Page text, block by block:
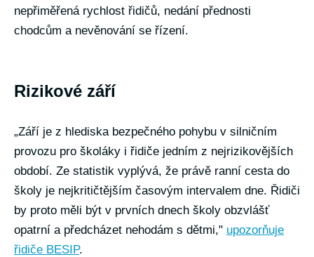
nepřiměřená rychlost řidičů, nedání přednosti
chodcům a nevěnování se řízení.
Rizikové září
„Září je z hlediska bezpečného pohybu v silničním
provozu pro školáky i řidiče jedním z nejrizikovějších
období. Ze statistik vyplývá, že právě ranní cesta do
školy je nejkritičtějším časovým intervalem dne. Řidiči
by proto měli být v prvních dnech školy obzvlášť
opatrní a předcházet nehodám s dětmi," upozorňuje
řidiče BESIP.